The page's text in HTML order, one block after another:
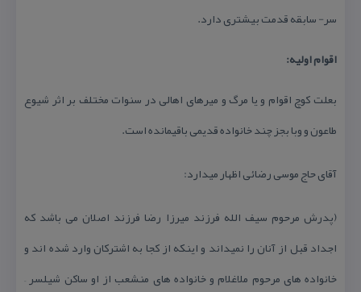
سر- سابقه قدمت بیشتری دارد.
اقوام اولیه:
بعلت كوچ اقوام و یا مرگ و میرهای اهالی در سنوات مختلف بر اثر شیوع
طاعون و وبا بجز چند خانواده قدیمی باقیمانده است.
آقای حاج موسی رضائی اظهار میدارد:
(پدرش مرحوم سیف الله فرزند میرزا رضا فرزند اصلان می باشد كه
اجداد قبل از آنان را نمیداند و اینكه از كجا به اشتركان وارد شده اند و
خانواده های مرحوم ملاغلام و خانواده های منشعب از او ساكن شیلسر –